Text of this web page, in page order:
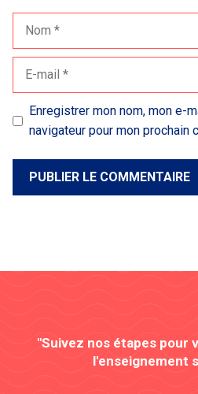
Nom
Enregistrer mon nom, mon e-
navigateur pour mon prochain
"Suivez nos étapes pour
l'enseignement